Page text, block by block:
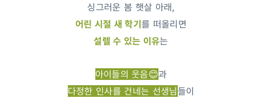
싱그러운 봄 햇살 아래,
어린 시절 새 학기를 떠올리면
설렐 수 있는 이유는
아이들의 웃음😊과
다정한 인사를 건네는 선생님들이